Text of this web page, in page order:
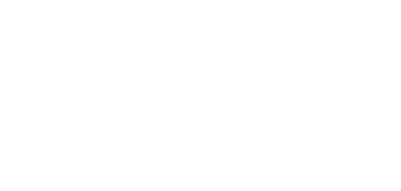
elváltozásokat okozhat a